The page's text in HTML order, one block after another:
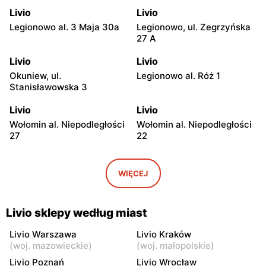
Livio
Legionowo al. 3 Maja 30a
Livio
Legionowo, ul. Zegrzyńska
27 A
Livio
Okuniew, ul.
Stanisławowska 3
Livio
Legionowo al. Róż 1
Livio
Wołomin al. Niepodległości
27
Livio
Wołomin al. Niepodległości
22
Otwock, ul. Warszawska
Livio
Otwock, ul. Wawerska 10
Livio
Wołomin, ul. Szosa
Jadowska 14B
Livio
Batorego 34
Livio Livio
WIĘCEJ
Livio sklepy według miast
Livio Warszawa
(woj. mazowieckie)
Livio Kraków
(woj. małopolskie)
Livio Poznań
Livio Wrocław